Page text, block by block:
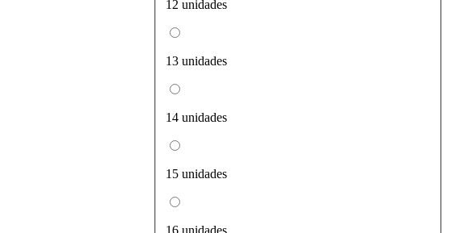
12 unidades
13 unidades
14 unidades
15 unidades
16 unidades